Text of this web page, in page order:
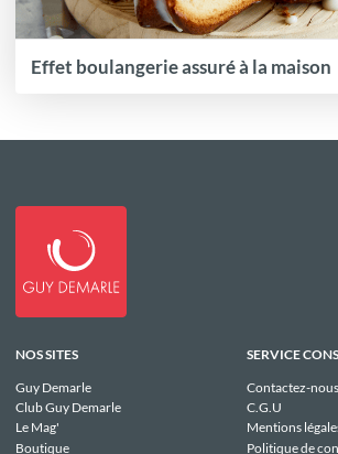
Effet boulangerie assuré à la maison
NOS SITES
Guy Demarle
Club Guy Demarle
Le Mag'
Boutique
SERVICE
Contactez-nous
C.G.U
Mentions
Politique de